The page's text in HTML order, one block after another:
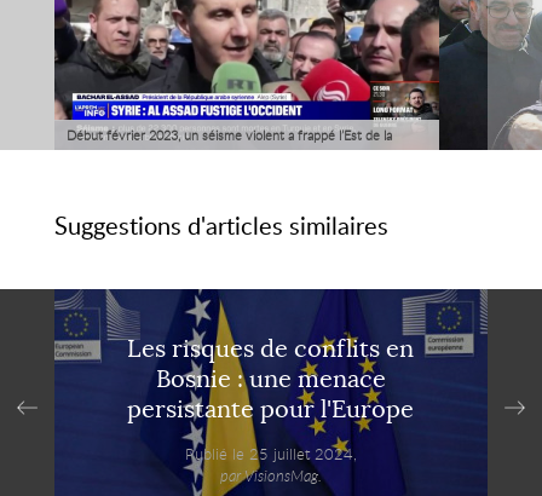
Début février 2023, un séisme violent a frappé l’Est de la
internationales.
Suggestions d'articles similaires
Les risques de conflits en
Bosnie : une menace
persistante pour l'Europe
Publié le 25 juillet 2024,
par VisionsMag.